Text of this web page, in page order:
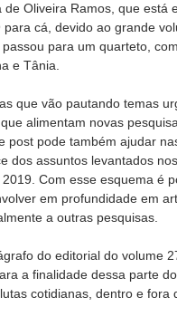
Oliveira Ramos, que está
cá, devido ao grande
para um quarteto,
e Tânia.
que vão pautando temas
alimentam novas
post pode também ajudar
dos assuntos levantados
Com esse esquema é
em profundidade em
a outras pesquisas.
do editorial do volume
a finalidade dessa parte
cotidianas, dentro e fora